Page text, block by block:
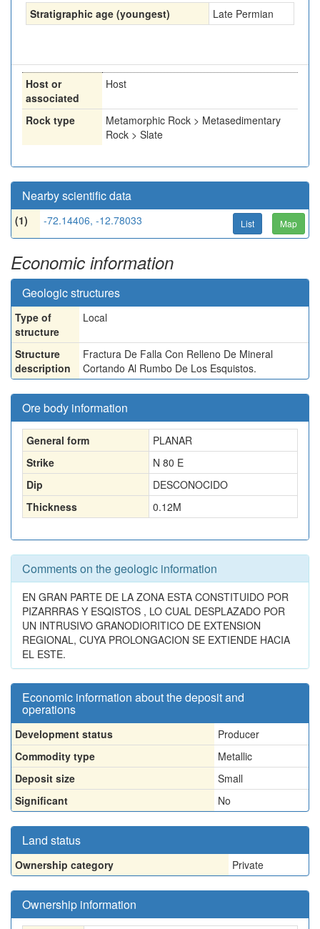
Stratigraphic age (youngest) Late Permian
Host or
associated
Host
Rock type
Metamorphic Rock > Metasedimentary
Rock > Slate
Nearby scientific data
(1) -72.14406, -12.78033 List Map
Economic information
Geologic structures
Type of
structure
Local
Structure
description
Fractura De Falla Con Relleno De Mineral
Cortando Al Rumbo De Los Esquistos.
Ore body information
General form
PLANAR
Strike
N 80 E
Dip
DESCONOCIDO
Thickness
0.12M
Comments on the geologic information
EN GRAN PARTE DE LA ZONA ESTA CONSTITUIDO POR
PIZARRRAS Y ESQISTOS , LO CUAL DESPLAZADO POR
UN INTRUSIVO GRANODIORITICO DE EXTENSION
REGIONAL, CUYA PROLONGACION SE EXTIENDE HACIA
EL ESTE.
Economic information about the deposit and
operations
Development status
Producer
Commodity type
Metallic
Deposit size
Small
Significant
No
Land status
Ownership category Private
Ownership information